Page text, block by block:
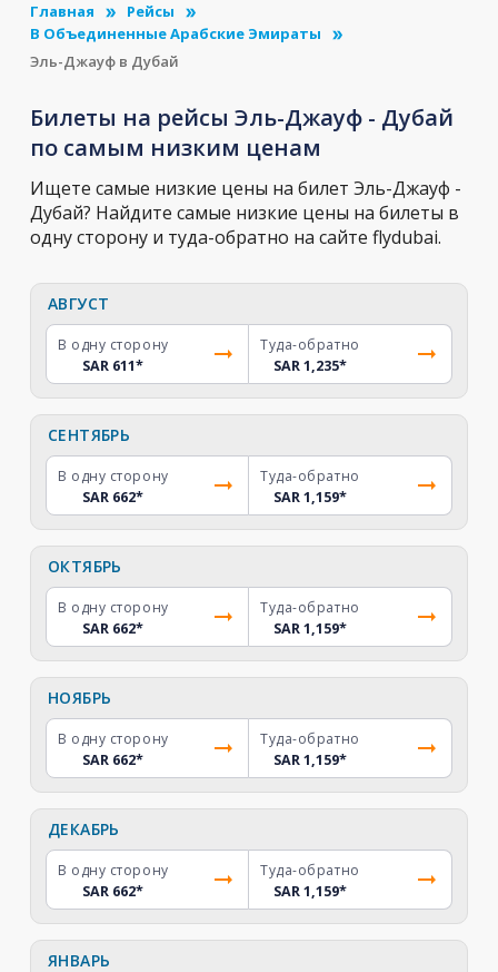
Главная
Рейсы
В Объединенные Арабские Эмираты
Эль-Джауф в Дубай
Билеты на рейсы Эль-Джауф - Дубай
по самым низким ценам
Ищете самые низкие цены на билет Эль-Джауф -
Дубай? Найдите самые низкие цены на билеты в
одну сторону и туда-обратно на сайте flydubai.
АВГУСТ
В одну сторону
SAR 611*
Туда-обратно
SAR 1,235*
СЕНТЯБРЬ
В одну сторону
SAR 662*
Туда-обратно
SAR 1,159*
ОКТЯБРЬ
В одну сторону
SAR 662*
Туда-обратно
SAR 1,159*
НОЯБРЬ
В одну сторону
SAR 662*
Туда-обратно
SAR 1,159*
ДЕКАБРЬ
В одну сторону
SAR 662*
Туда-обратно
SAR 1,159*
ЯНВАРЬ